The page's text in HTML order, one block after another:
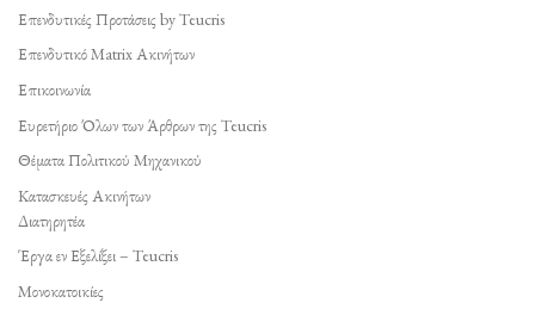
Επενδυτικές Προτάσεις by Teucris
Επενδυτικό Matrix Ακινήτων
Επικοινωνία
Ευρετήριο Όλων των Άρθρων της Teucris
Θέματα Πολιτικού Μηχανικού
Κατασκευές Ακινήτων
Διατηρητέα
Έργα εν Εξελίξει – Teucris
Μονοκατοικίες